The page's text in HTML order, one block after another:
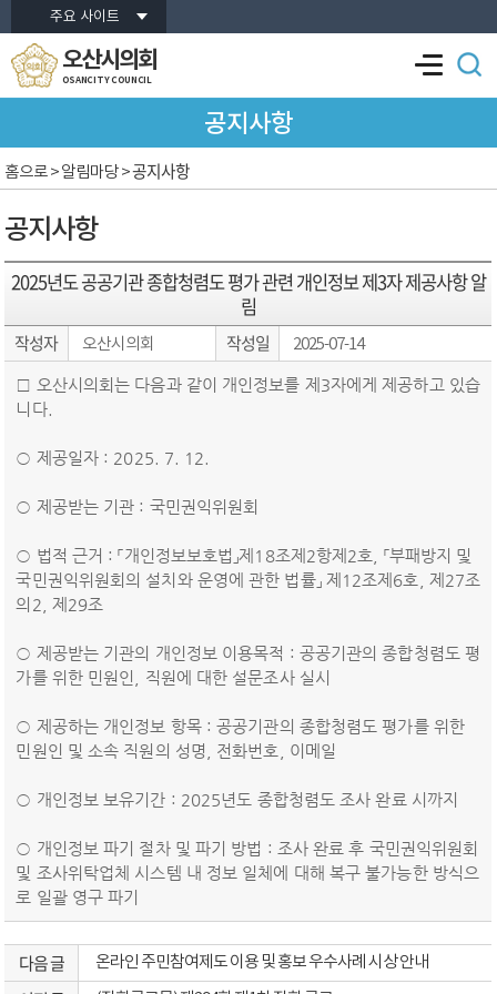
본문바로가기주요 사이트
오산시의회
OSANCITY COUNCIL
공지사항
공지사항
홈으로> 알림마당 >공지사항
2025년도 공공기관 종합청렴도 평가 관련 개인정보 제3자 제공사항 알
림
작성자 오산시의회 작성일 2025-07-14
□ 오산시의회는 다음과 같이 개인정보를 제3자에게 제공하고 있습
니다.
○ 제공일자 : 2025. 7. 12.
○ 제공받는 기관 : 국민권익위원회
○ 법적 근거 : 「개인정보보호법」제18조제2항제2호, 「부패방지 및
국민권익위원회의 설치와 운영에 관한 법률」 제12조제6호, 제27조
의2, 제29조
○ 제공받는 기관의 개인정보 이용목적 : 공공기관의 종합청렴도 평
가를 위한 민원인, 직원에 대한 설문조사 실시
○ 제공하는 개인정보 항목 : 공공기관의 종합청렴도 평가를 위한
민원인 및 소속 직원의 성명, 전화번호, 이메일
○ 개인정보 보유기간 : 2025년도 종합청렴도 조사 완료 시까지
○ 개인정보 파기 절차 및 파기 방법 : 조사 완료 후 국민권익위원회
및 조사위탁업체 시스템 내 정보 일체에 대해 복구 불가능한 방식으
로 일괄 영구 파기
다음 글 온라인 주민참여제도 이용 및 홍보 우수사례 시상 안내